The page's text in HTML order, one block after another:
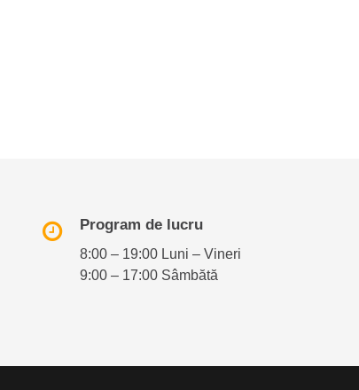
Program de lucru
8:00 – 19:00 Luni – Vineri
9:00 – 17:00 Sâmbătă